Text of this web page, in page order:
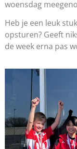
woensdag
Heb je een leuk
opsturen? Geeft
de week erna pas